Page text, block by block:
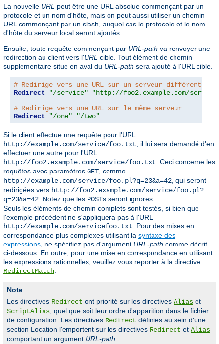
La nouvelle URL peut être une URL absolue commençant par un
protocole et un nom d'hôte, mais on peut aussi utiliser un chemin
URL commençant par un slash, auquel cas le protocole et le nom
d'hôte du serveur local seront ajoutés.
Ensuite, toute requête commençant par URL-path va renvoyer une
redirection au client vers l'URL cible. Tout élément de chemin
supplémentaire situé en aval du URL-path sera ajouté à l'URL cible.
# Redirige vers une URL sur un serveur différent
Redirect
"/service"
"http://foo2.example.com/
# Redirige vers une URL sur le même serveur
Redirect
"/one" "/two"
Si le client effectue une requête pour l'URL
http://example.com/service/foo.txt , il lui sera demandé d'en
effectuer une autre pour l'URL
http://foo2.example.com/service/foo.txt . Ceci concerne les
requêtes avec paramètres GET , comme
http://example.com/service/foo.pl?q=23&a=42 , qui seront
redirigées vers http://foo2.example.com/service/foo.pl?
q=23&a=42 . Notez que les POSTs seront ignorés.
Seuls les éléments de chemin complets sont testés, si bien que
l'exemple précédent ne s'appliquera pas à l'URL
http://example.com/servicefoo.txt . Pour des mises en
correspondance plus complexes utilisant la syntaxe des
expressions , ne spécifiez pas d'argument URL-path comme décrit
ci-dessous. En outre, pour une mise en correspondance en utilisant
les expressions rationnelles, veuillez vous reporter à la directive
RedirectMatch
Note
Les directives Redirect ont priorité sur les directives Alias et
ScriptAlias , quel que soit leur ordre d'apparition dans le fichier
de configuration. Les directives Redirect définies au sein d'une
section Location l'emportent sur les directives Redirect et Alias
comportant un argument URL-path